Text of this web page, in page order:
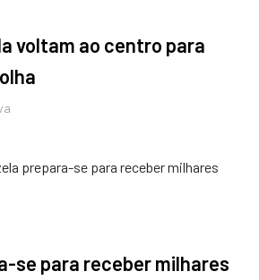
voltam ao centro para
se para receber milhares